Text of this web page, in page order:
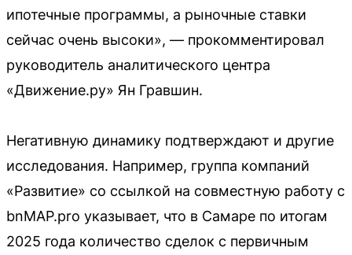
ипотечные программы, а рыночные ставки
сейчас очень высоки», — прокомментировал
руководитель аналитического центра
«Движение.ру» Ян Гравшин.
Негативную динамику подтверждают и другие
исследования. Например, группа компаний
«Развитие» со ссылкой на совместную работу с
bnMAP.pro указывает, что в Самаре по итогам
2025 года количество сделок с первичным